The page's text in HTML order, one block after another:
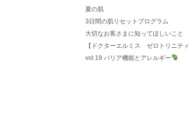
夏の肌
3日間の肌リセットプログラム
大切なお客さまに知ってほしいこと
【ドクターエルミス ゼロトリニティ
vol.19 バリア機能とアレルギー